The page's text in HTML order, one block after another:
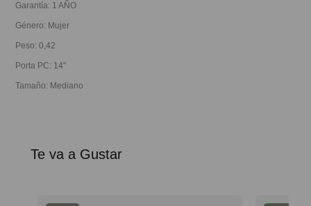
Garantía: 1 AÑO
Género: Mujer
Peso:0,42
Porta PC: 14"
Tamaño: Mediano
Te va a Gustar